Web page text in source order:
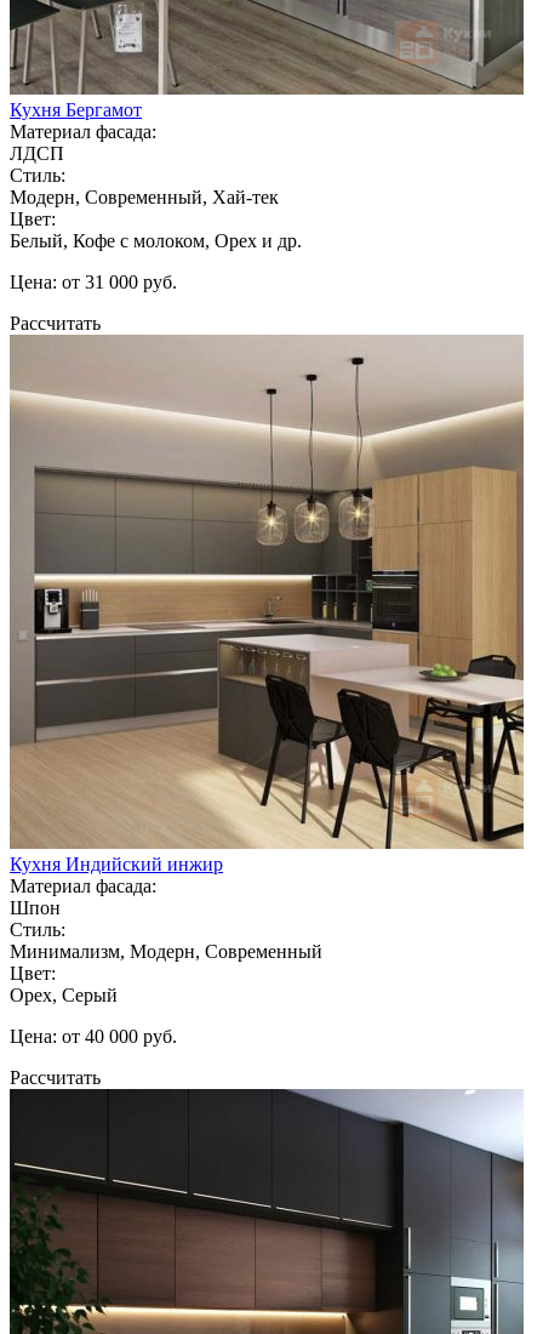
Кухня Бергамот
Материал фасада:
ЛДСП
Стиль:
Модерн, Современный, Хай-тек
Цвет:
Белый, Кофе с молоком, Орех и др.
Цена: от 31 000 руб.
Рассчитать
Кухня Индийский инжир
Материал фасада:
Шпон
Стиль:
Минимализм, Модерн, Современный
Цвет:
Орех, Серый
Цена: от 40 000 руб.
Рассчитать